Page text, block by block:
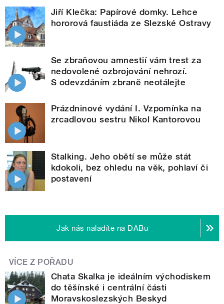
Jiří Klečka: Papírové domky. Lehce
hororová faustiáda ze Slezské Ostravy
Se zbraňovou amnestií vám trest za
nedovolené ozbrojování nehrozí.
S odevzdáním zbraně neotálejte
Prázdninové vydání I. Vzpomínka na
zrcadlovou sestru Nikol Kantorovou
Stalking. Jeho obětí se může stát
kdokoli, bez ohledu na věk, pohlaví či
postavení
Jak nás naladíte na DABu
VÍCE Z POŘADU
Chata Skalka je ideálním východiskem
do těšínské i centrální části
Moravskoslezských Beskyd